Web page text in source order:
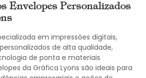
Envelopes Personalizados
em impressões digitais,
de alta qualidade,
de ponta e materiais
da Gráfica Lyons são ideais para